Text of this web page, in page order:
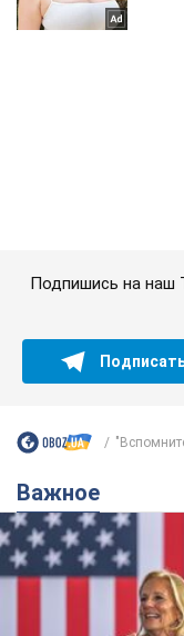
Важное
Супруга
назвала первый
сигнализировал